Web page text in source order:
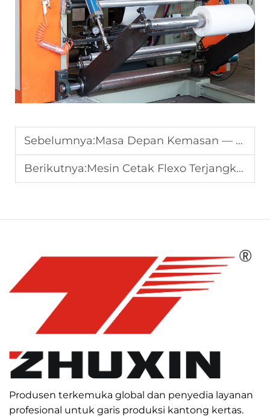
Sebelumnya:Masa Depan Kemasan — Mesin Kantong Kertas Cerdas dan Ramah Lingkungan
Berikutnya:Mesin Cetak Flexo Terjangkau – Efisiensi Tinggi dengan Investasi Rendah
Produsen terkemuka global dan penyedia layanan
profesional untuk garis produksi kantong kertas.